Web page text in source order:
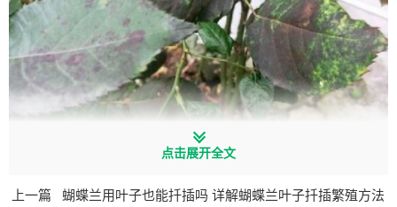
点击展开全文
上一篇 蝴蝶兰用叶子也能扦插吗 详解蝴蝶兰叶子扦插繁殖方法